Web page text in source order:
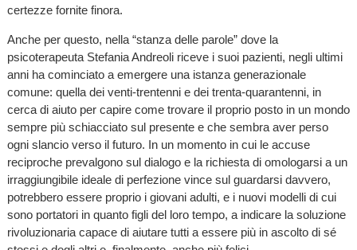
certezze fornite finora.
Anche per questo, nella “stanza delle parole” dove la
psicoterapeuta Stefania Andreoli riceve i suoi pazienti, negli ultimi
anni ha cominciato a emergere una istanza generazionale
comune: quella dei venti-trentenni e dei trenta-quarantenni, in
cerca di aiuto per capire come trovare il proprio posto in un mondo
sempre più schiacciato sul presente e che sembra aver perso
ogni slancio verso il futuro. In un momento in cui le accuse
reciproche prevalgono sul dialogo e la richiesta di omologarsi a un
irraggiungibile ideale di perfezione vince sul guardarsi davvero,
potrebbero essere proprio i giovani adulti, e i nuovi modelli di cui
sono portatori in quanto figli del loro tempo, a indicare la soluzione
rivoluzionaria capace di aiutare tutti a essere più in ascolto di sé